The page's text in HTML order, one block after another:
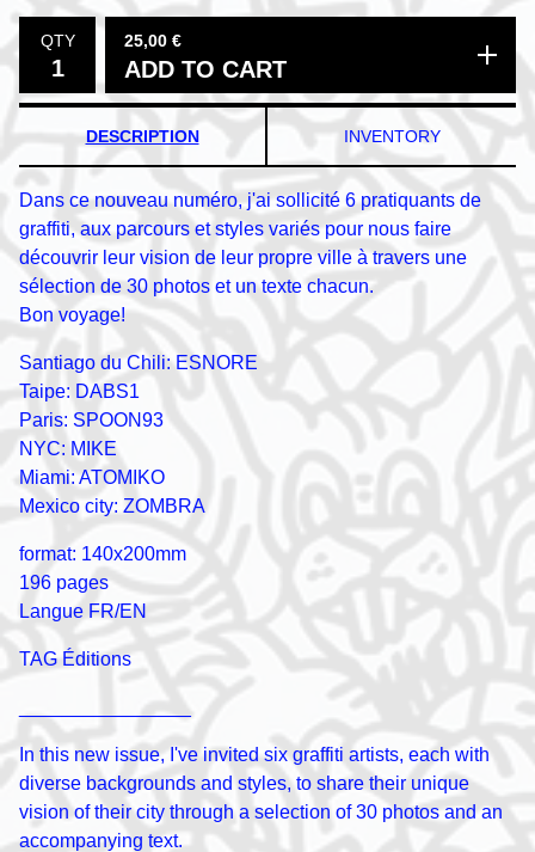
QTY 25,00 €
ADD TO CART
DESCRIPTION INVENTORY
Dans ce nouveau numéro, j'ai sollicité 6 pratiquants de
graffiti, aux parcours et styles variés pour nous faire
découvrir leur vision de leur propre ville à travers une
sélection de 30 photos et un texte chacun.
Bon voyage!
Santiago du Chili: ESNORE
Taipe: DABS1
Paris: SPOON93
NYC: MIKE
Miami: ATOMIKO
Mexico city: ZOMBRA
format: 140x200mm
196 pages
Langue FR/EN
TAG Éditions
________________
In this new issue, I've invited six graffiti artists, each with
diverse backgrounds and styles, to share their unique
vision of their city through a selection of 30 photos and an
accompanying text.